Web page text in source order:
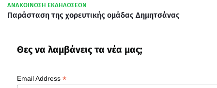
ΑΝΑΚΟΙΝΩΣΗ ΕΚΔΗΛΩΣΕΩΝ
Παράσταση της χορευτικής ομάδας Δημητσάνας
Θες να λαμβάνεις τα νέα μας;
Email Address *